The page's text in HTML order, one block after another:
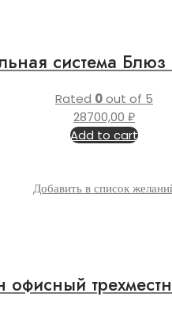
система Блюз
Rated 0out of 5
28700,00 ₽
Add to cart
Добавить в список
офисный